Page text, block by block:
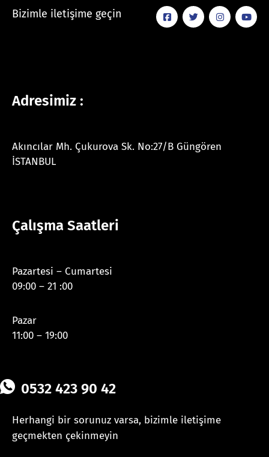
Bizimle iletişime geçin
Adresimiz :
Akıncılar Mh. Çukurova Sk. No:27/B Güngören
İSTANBUL
Çalışma Saatleri
Pazartesi – Cumartesi
09:00 – 21 :00
Pazar
11:00 – 19:00
0532 423 90 42
Herhangi bir sorunuz varsa, bizimle iletişime
geçmekten çekinmeyin